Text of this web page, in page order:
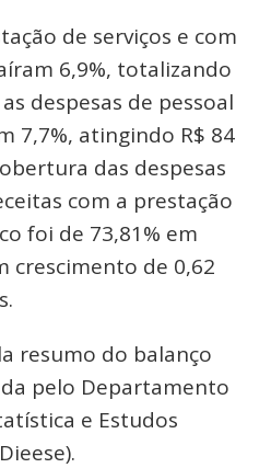
de serviços e com
6,9%, totalizando
despesas de pessoal
7,7%, atingindo R$ 84
das despesas
com a prestação
foi de 73,81% em
crescimento de 0,62
resumo do balanço
pelo Departamento
e Estudos